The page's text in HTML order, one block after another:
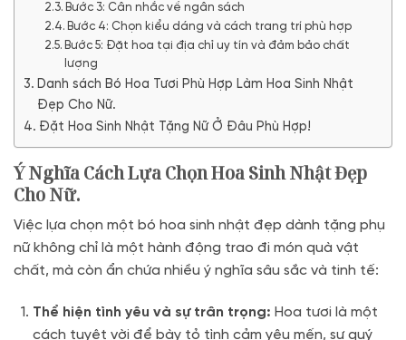
Bước 3: Cân nhắc về ngân sách
Bước 4: Chọn kiểu dáng và cách trang trí phù hợp
Bước 5: Đặt hoa tại địa chỉ uy tín và đảm bảo chất
lượng
Danh sách Bó Hoa Tươi Phù Hợp Làm Hoa Sinh Nhật
Đẹp Cho Nữ.
Đặt Hoa Sinh Nhật Tặng Nữ Ở Đâu Phù Hợp!
Ý Nghĩa Cách Lựa Chọn Hoa Sinh Nhật Đẹp
Cho Nữ.
Việc lựa chọn một bó hoa sinh nhật đẹp dành tặng phụ
nữ không chỉ là một hành động trao đi món quà vật
chất, mà còn ẩn chứa nhiều ý nghĩa sâu sắc và tinh tế:
Thể hiện tình yêu và sự trân trọng: Hoa tươi là một
cách tuyệt vời để bày tỏ tình cảm yêu mến, sự quý